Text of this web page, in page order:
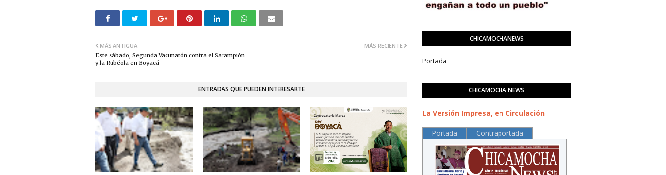
MÁS RECIENTE
MÁS ANTIGUA
Este sábado, Segunda Vacunatón contra el Sarampión
y la Rubéola en Boyacá
ENTRADAS QUE PUEDEN INTERESARTE
CHICAMOCHANEWS
Portada
CHICAMOCHA NEWS
La Versión Impresa, en Circulación
Portada Contraportada